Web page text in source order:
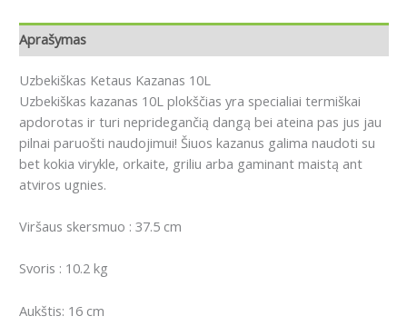
Aprašymas
Uzbekiškas Ketaus Kazanas 10L
Uzbekiškas kazanas 10L plokščias yra specialiai termiškai
apdorotas ir turi nepridegančią dangą bei ateina pas jus jau
pilnai paruošti naudojimui! Šiuos kazanus galima naudoti su
bet kokia virykle, orkaite, griliu arba gaminant maistą ant
atviros ugnies.
Viršaus skersmuo : 37.5 cm
Svoris : 10.2 kg
Aukštis: 16 cm